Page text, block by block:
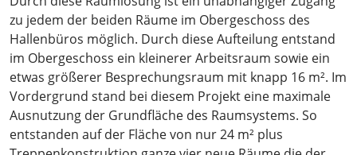
zu jedem der beiden Räume im Obergeschoss des
Hallenbüros möglich. Durch diese Aufteilung entstand
im Obergeschoss ein kleinerer Arbeitsraum sowie ein
etwas größerer Besprechungsraum mit knapp 16 m². Im
Vordergrund stand bei diesem Projekt eine maximale
Ausnutzung der Grundfläche des Raumsystems. So
entstanden auf der Fläche von nur 24 m² plus